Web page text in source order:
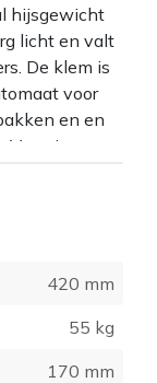
hijsgewicht
licht en valt
De klem is
voor
en en
van
420 mm
55 kg
170 mm